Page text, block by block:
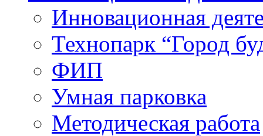
Инновационная
Технопарк “Город
ФИП
Умная парковка
Методическая работа